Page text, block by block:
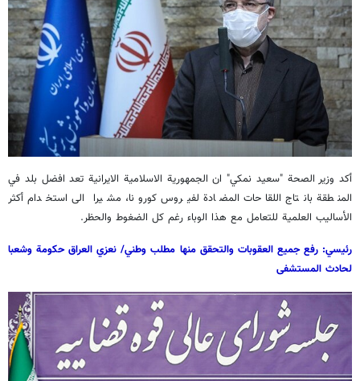
أكد وزير الصحة "سعيد نمكي" ان الجمهورية الاسلامية الايرانية تعد افضل بلد في
المنطقة بانتاج اللقاحات المضادة لفيروس كورونا، مشيرا الى استخدام أكثر
الأساليب العلمية للتعامل مع هذا الوباء رغم كل الضغوط والحظر.
رئيسي: رفع جميع العقوبات والتحقق منها مطلب وطني/ نعزي العراق حكومة وشعبا
لحادث المستشفى